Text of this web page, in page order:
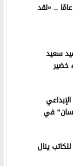
.. «لقد
سعيد
خضير
في
ينال